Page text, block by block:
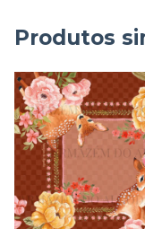
Produtos